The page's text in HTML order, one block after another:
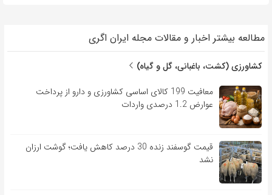
مطالعه بیشتر اخبار و مقالات مجله ایران اگری
کشاورزی (کشت، باغبانی، گل و گیاه)
معافیت 199 کالای اساسی کشاورزی و دارو از پرداخت
عوارض 1.2 درصدی واردات
قیمت گوسفند زنده 30 درصد کاهش یافت؛ گوشت ارزان
نشد